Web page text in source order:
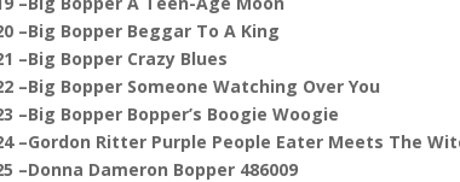
–Big Bopper Beggar To A King
–Big Bopper Crazy Blues
–Big Bopper Someone Watching Over You
–Big Bopper Bopper’s Boogie Woogie
–Gordon Ritter Purple People Eater Meets The
–Donna Dameron Bopper 486009